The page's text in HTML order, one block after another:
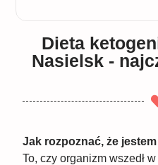
Dieta
Nasielsk -
Jak rozpoznać, że
To, czy organizm wszedł